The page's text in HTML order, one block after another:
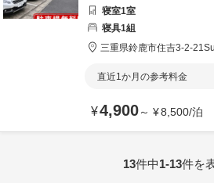
寝室1室
寝具1組
三重県鈴鹿市住吉3-2-21
直近1か月の参考料金
¥4,900～ ¥8,500/泊
13件中1-13件を